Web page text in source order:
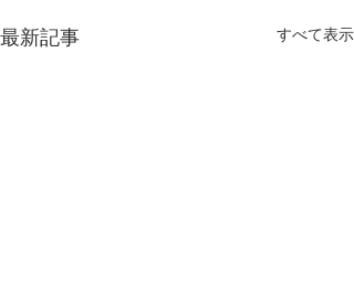
最新記事 すべて表示